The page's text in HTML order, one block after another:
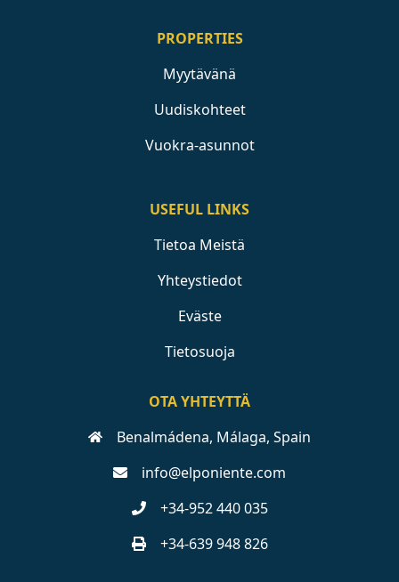
PROPERTIES
Myytävänä
Uudiskohteet
Vuokra-asunnot
USEFUL LINKS
Tietoa Meistä
Yhteystiedot
Eväste
Tietosuoja
OTA YHTEYTTÄ
Benalmádena, Málaga, Spain
info@elponiente.com
+34-952 440 035
+34-639 948 826